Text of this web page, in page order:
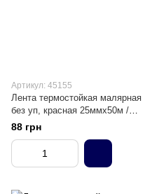
Артикул: 45155
Лента термостойкая малярная
без уп, красная 25ммх50м /
Red Core
88 грн